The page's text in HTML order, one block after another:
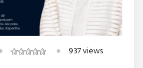
937 views